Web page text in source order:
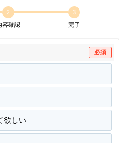
2
容確認
3
完了
必須
欲しい